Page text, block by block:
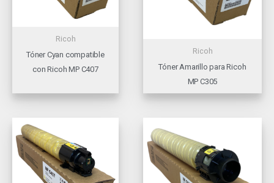
Ricoh
Tóner Cyan compatible
con Ricoh MP C407
Ricoh
Tóner Amarillo para Ricoh
MP C305